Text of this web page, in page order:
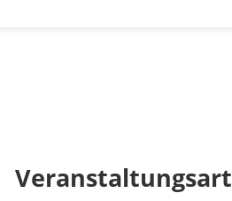
Veranstaltungsart